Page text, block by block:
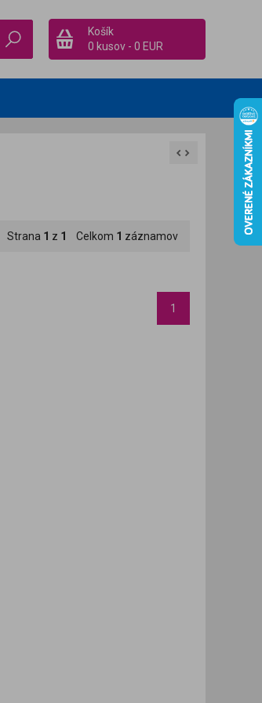
Košík
0 kusov - 0 EUR
Strana 1 z 1 Celkom 1 záznamov
1